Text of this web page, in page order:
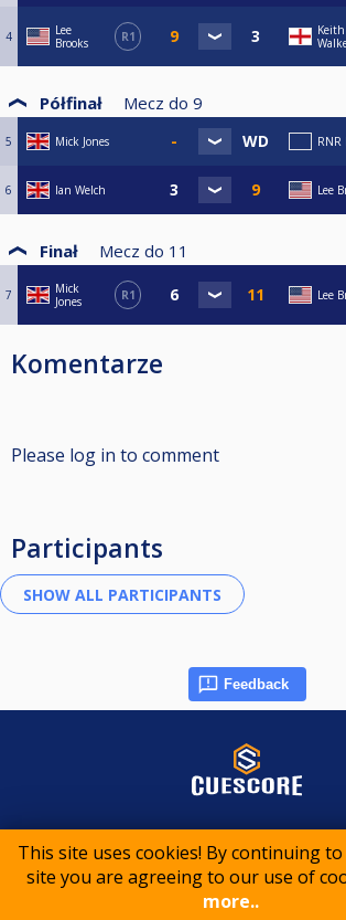
This site uses cookies! By continuing
site you are agreeing to our use of
more..
4
Lee
Brooks
R1
Keith
Półfinał Mecz do 9
5 Mick Jones RNR
6 Ian Welch Lee
Finał Mecz do 11
7
Mick
Jones
R1 Lee
Komentarze
Please log in to comment
Participants
Feedback
© 2015-2026 CueScore
Privacy policy